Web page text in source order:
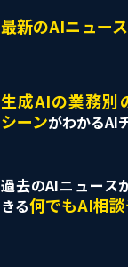
最新のAIニュース
生成AIの業務別
シーンがわかるAI
過去のAIニュース
きる何でもAI相